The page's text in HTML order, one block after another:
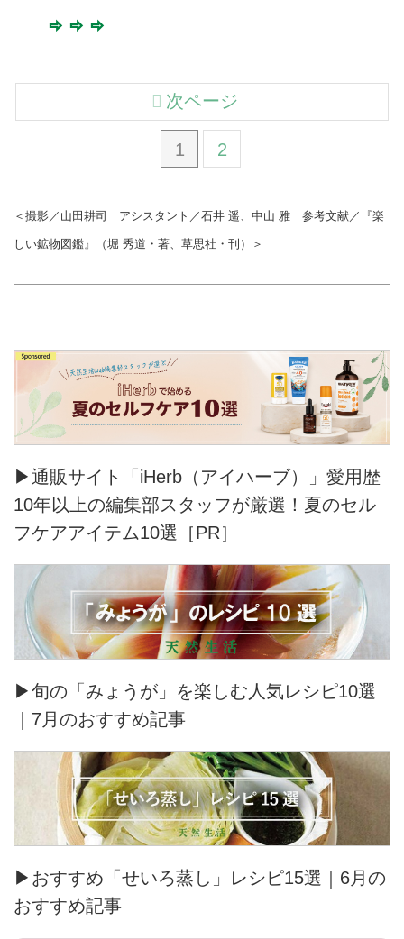
⇨ ⇨ ⇨
1 2
次ページ
＜撮影／山田耕司 アシスタント／石井 遥、中山 雅 参考文献／『楽
しい鉱物図鑑』（堀 秀道・著、草思社・刊）＞
▶通販サイト「iHerb（アイハーブ）」愛用歴
10年以上の編集部スタッフが厳選！夏のセル
フケアアイテム10選［PR］
▶旬の「みょうが」を楽しむ人気レシピ10選
｜7月のおすすめ記事
▶おすすめ「せいろ蒸し」レシピ15選｜6月の
おすすめ記事